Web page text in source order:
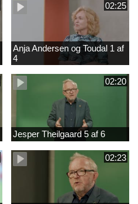
02:25
Anja Andersen og Toudal 1 af
4
02:20
Jesper Theilgaard 5 af 6
02:23